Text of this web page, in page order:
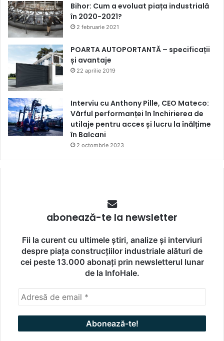
Bihor: Cum a evoluat piața industrială
în 2020-2021?
2 februarie 2021
POARTA AUTOPORTANTĂ – specificații
și avantaje
22 aprilie 2019
Interviu cu Anthony Pille, CEO Mateco:
Vârful performanței în închirierea de
utilaje pentru acces și lucru la înălțime
în Balcani
2 octombrie 2023
abonează-te la newsletter
Fii la curent cu ultimele știri, analize și interviuri
despre piața construcțiilor industriale alături de
cei peste 13.000 abonați prin newsletterul lunar
de la InfoHale.